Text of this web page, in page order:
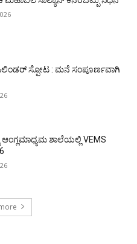
ಸಿಲಿಂಡರ್ ಸ್ಪೋಟ : ಮನೆ ಸಂಪೂರ್ಣವಾಗಿ
ಆಂಗ್ಲಮಾಧ್ಯಮ ಶಾಲೆಯಲ್ಲಿ VEMS